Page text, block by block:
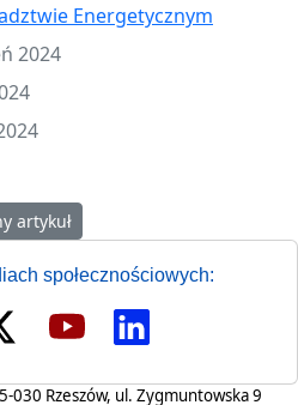
Energetycznym
2024
2.0 podpisana przez wszystkich
artykuł: UMOWA PDE 2.0
artykuł
społecznościowych:
030 Rzeszów, ul. Zygmuntowska 9